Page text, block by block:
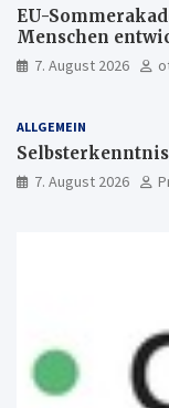
EU-
Menschen
7. August 2026
ALLGEMEIN
7. August 2026